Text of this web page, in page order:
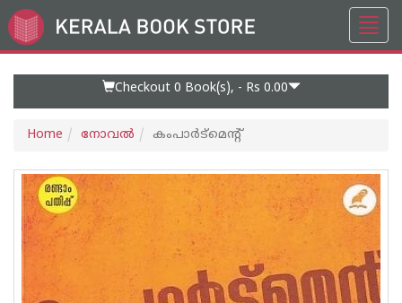
Go
to
Checkout 0 Book(s), - Rs 0.00
Home നോവല്‍ കംപാര്‍ട്‌മെന്റ്